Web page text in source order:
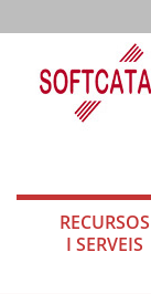
RECURSOS
I SERVEIS